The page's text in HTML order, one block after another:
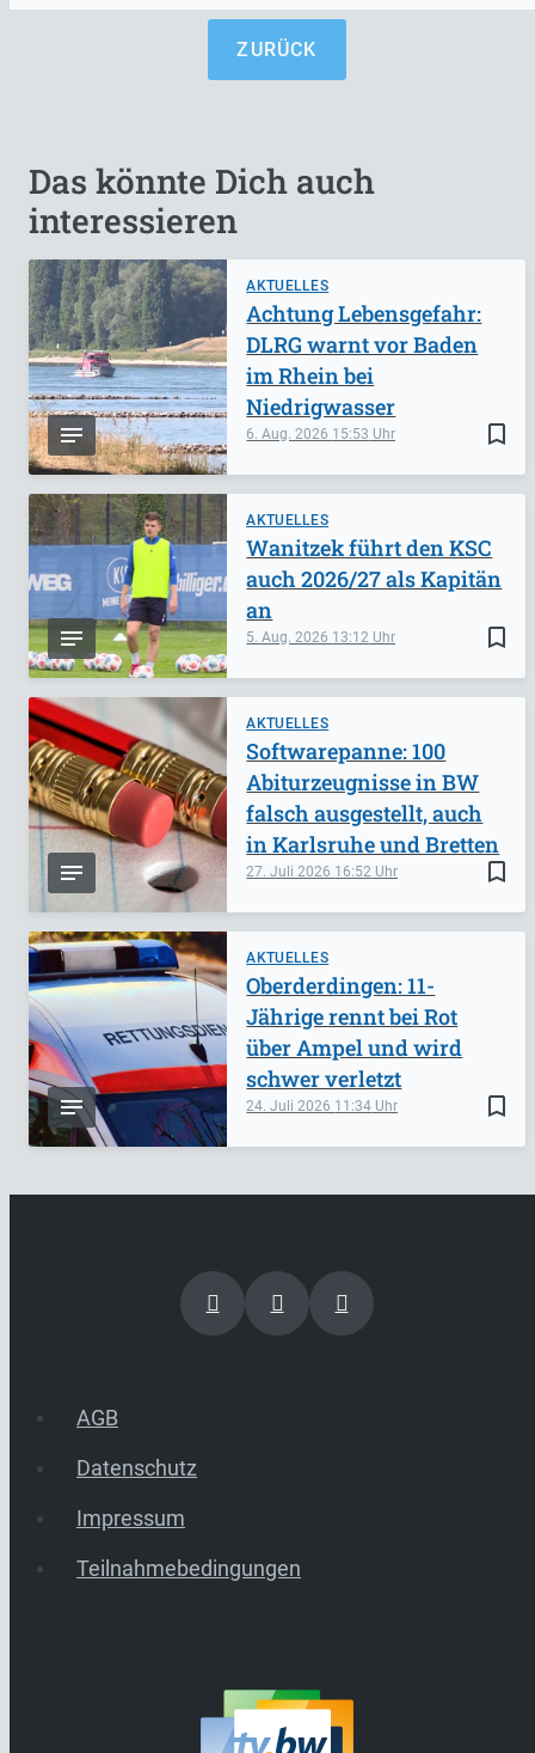
ZURÜCK
Das könnte Dich auch
interessieren
AKTUELLES
bookmark_border
6. Aug. 2026 15:53
Achtung Lebensgefahr:
DLRG warnt vor Baden
im Rhein bei
Niedrigwasser
AKTUELLES
bookmark_border
5. Aug. 2026 13:12
Wanitzek führt den KSC
auch 2026/27 als Kapitän
an
AKTUELLES
bookmark_border
27. Juli 2026 16:52
Softwarepanne: 100
Abiturzeugnisse in BW
falsch ausgestellt, auch
in Karlsruhe und Bretten
AKTUELLES
bookmark_border
24. Juli 2026 11:34
Oberderdingen: 11-
Jährige rennt bei Rot
über Ampel und wird
schwer verletzt
AGB
Datenschutz
Impressum
Teilnahmebedingungen